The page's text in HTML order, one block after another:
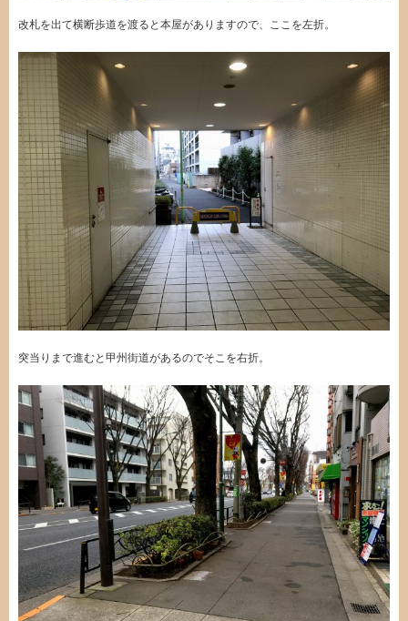
改札を出て横断歩道を渡ると本屋がありますので、ここを左折。
突当りまで進むと甲州街道があるのでそこを右折。